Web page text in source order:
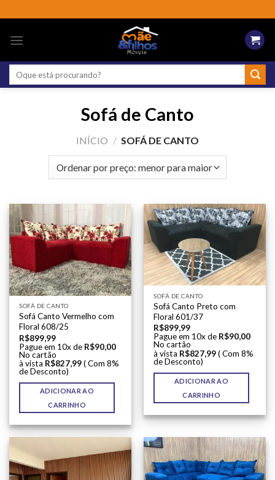
to
content
Pesquisar
Sofá de Canto
INÍCIO / SOFÁ DE CANTO
SOFÁ DE CANTO
Sofá Canto Vermelho com
Floral 608/25
R$899,99
Pague em 10x de R$90,00
No cartão
à vista R$827,99( Com 8%
de Desconto)
ADICIONAR AO
CARRINHO
SOFÁ DE CANTO
Sofá Canto Preto com
Floral 601/37
R$899,99
Pague em 10x de R$90,00
No cartão
à vista R$827,99( Com 8%
de Desconto)
ADICIONAR AO
CARRINHO